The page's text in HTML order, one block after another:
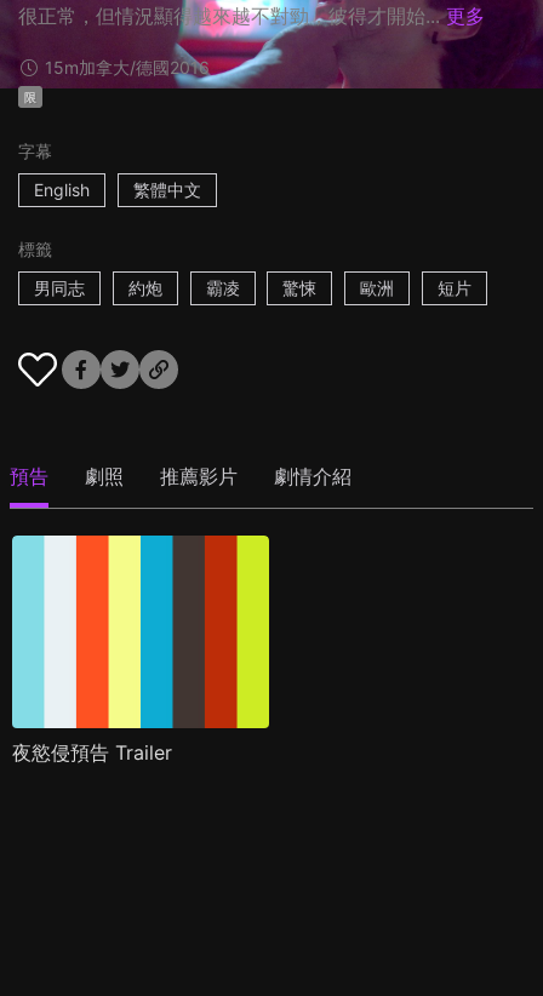
很正常，但情況顯得越來越不對勁，彼得才開始... 更多
15m加拿大/德國2016
限
字幕
English
繁體中文
標籤
男同志
約炮 霸凌 驚悚 歐洲 短片
預告 劇照 推薦影片 劇情介紹
夜慾侵預告 Trailer